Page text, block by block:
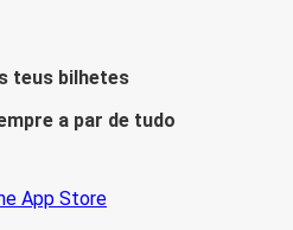
teus bilhetes
a par de tudo